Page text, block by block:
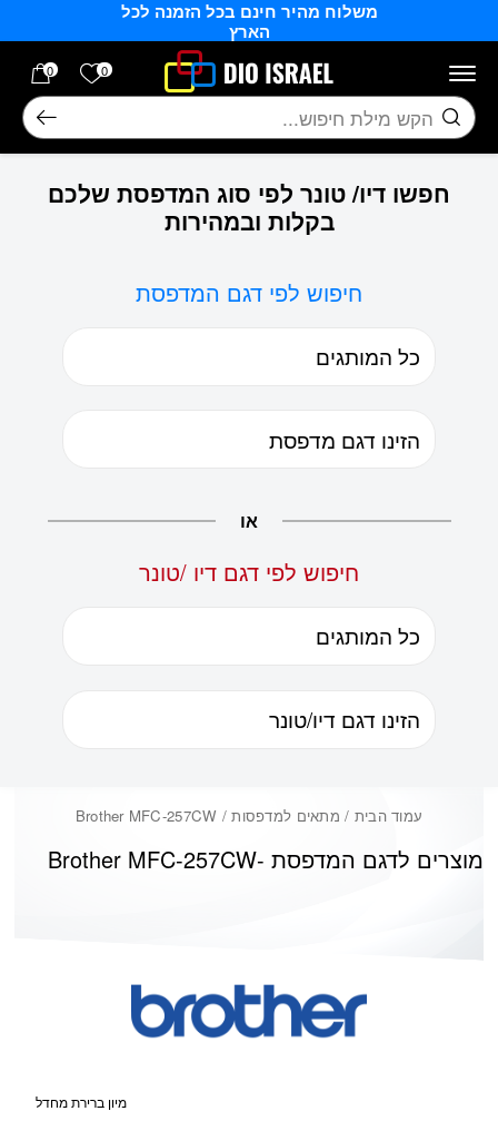
משלוח מהיר חינם בכל הזמנה לכל
הארץ
0 הרשימה
0
חיפוש
חפשו דיו/ טונר לפי סוג המדפסת שלכם
בקלות ובמהירות
חיפוש לפי דגם המדפסת
או
חיפוש לפי דגם דיו /טונר
עמוד הבית / מתאים למדפסות / Brother MFC-257CW
Brother MFC-257CWמוצרים לדגם המדפסת -